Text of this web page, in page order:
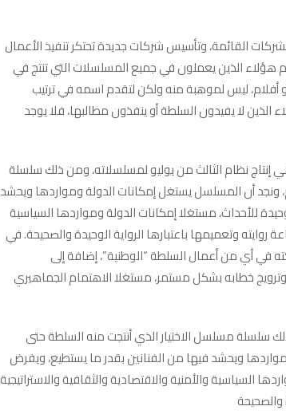
القائمة، وتأسيس شركات جديدة تحتكر تنفيذ الأعمال
هؤلاء الذين يعملون في جميع المسلسلات التي تنتج في
منهم مشاركا في أكثر من 4 مسلسلات أو أفلام، ليس لموهبة منه ولكن لتقدم اسمه في ترتيب
الذين لا يفيدون السلطة أو ينفذون مطالبها، فلا يوجد
إنتاج نظام الثالث من يوليو لمسلسلاته، ومن ذلك سلسلة
ونجد أن المسلسل يستغل إمكانات الدولة ومواردها ويحشد
للأحداث، مستغلا إمكانات الدولة ومواردها السياسية
روايته وتعميمها باعتبارها الرواية الوحيدة والصحيحة. في
في أي من أعمال السلطة “الوطنية”، إضافة إلى
وترويج خطابه بشكل مستمر، مستغلا الاهتمام الجماهيري
سلسلة مسلسل الاختيار الذي أنتجت منه السلطة حتى
ويحشد فيها من الفنانين بقدر ما يستطيع، ويفرض
السياسية والأمنية والاقتصادية والثقافية والاستراتيجية
والصحيحة